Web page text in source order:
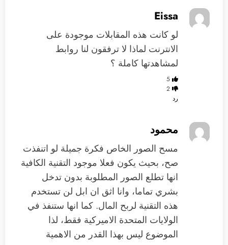
Eissa
لو كانت هذه المقابلات موجودة على
الانترنت لماذا لا ترفقون لنا روابط
لمشاهدتها كاملة ؟
5
2
رد
محمود
مسح الصور الخاص فكرة جميلة لو اتنفذت
صح، بحيث يكون فعلا موجود التقنية الكافية
انها تطلع الصور المطلوبة بدون تدخل
بشري تماما، وانا اثق ان ابل لن تستخدم
هذه التقنية لربح المال. كما انها ستنفذ في
الولايات المتحدة الاميركية فقط، لذا
الموضوع ليس بهذا القدر من الاهمية